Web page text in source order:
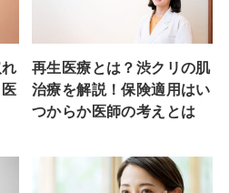
再生医療とは？渋クリの肌
治療を解説！保険適用はい
つからか医師の考えとは